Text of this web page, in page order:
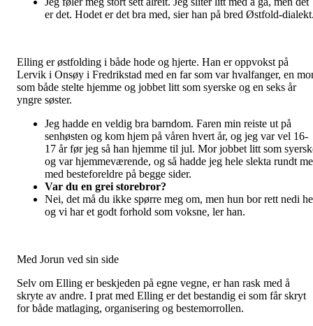
er det. Hodet er det bra med, sier han på bred Østfold-
Elling er østfolding i både hode og hjerte. Han er oppvokst på
Lervik i Onsøy i Fredrikstad med en far som var hvalfanger, en
som både stelte hjemme og jobbet litt som syerske og en seks år
yngre søster.
Jeg hadde en veldig bra barndom. Faren min reiste ut på
senhøsten og kom hjem på våren hvert år, og jeg var vel 16-
17 år før jeg så han hjemme til jul. Mor jobbet litt som
og var hjemmeværende, og så hadde jeg hele slekta rundt
med besteforeldre på begge sider.
Var du en grei storebror?
Nei, det må du ikke spørre meg om, men hun bor rett nedi
og vi har et godt forhold som voksne, ler han.
Med Jorun ved sin side
Selv om Elling er beskjeden på egne vegne, er han rask med å
skryte av andre. I prat med Elling er det bestandig ei som får skryt
for både matlaging, organisering og bestemorrollen.